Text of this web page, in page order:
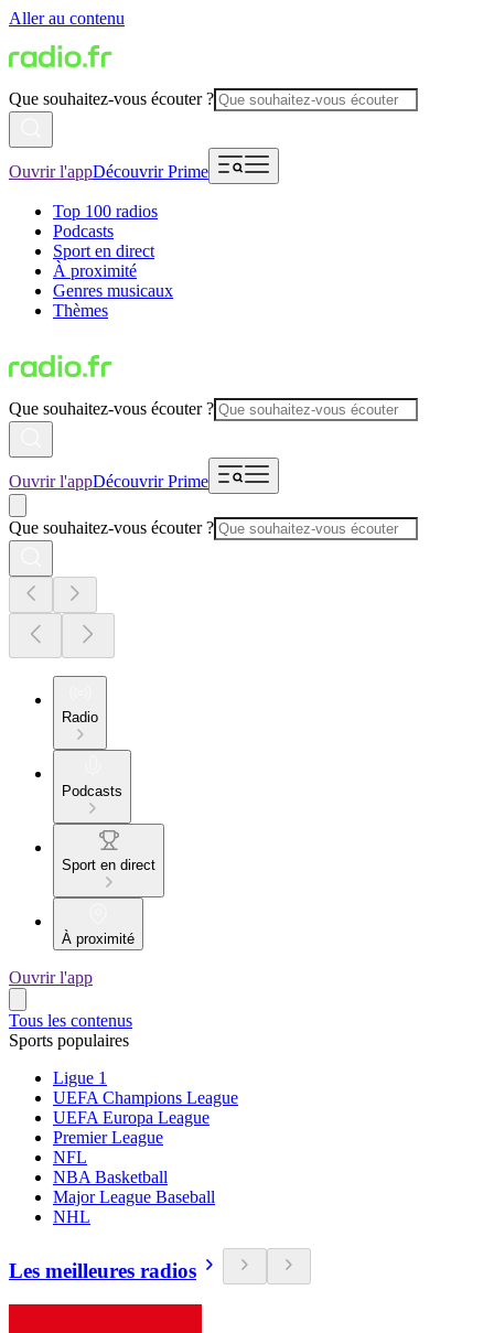
Aller au contenu
Que souhaitez-vous écouter ?
Ouvrir l'appDécouvrir Prime
Top 100 radios
Podcasts
Sport en direct
À proximité
Genres musicaux
Thèmes
Que souhaitez-vous écouter ?
Ouvrir l'appDécouvrir Prime
Que souhaitez-vous écouter ?
Radio
Podcasts
Sport en direct
À proximité
Ouvrir l'app
Tous les contenus
Sports populaires
Ligue 1
UEFA Champions League
UEFA Europa League
Premier League
NFL
NBA Basketball
Major League Baseball
NHL
Les meilleures radios